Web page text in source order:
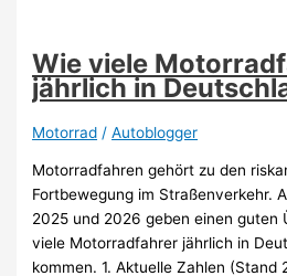
Simson
S51
2026?
Wie viele
jährlich in
Motorrad /Autoblogger
Motorradfahren gehört zu den
Fortbewegung im Straßenverkehr.
2025 und 2026 geben einen guten
viele Motorradfahrer jährlich in
kommen. 1. Aktuelle Zahlen (Stand